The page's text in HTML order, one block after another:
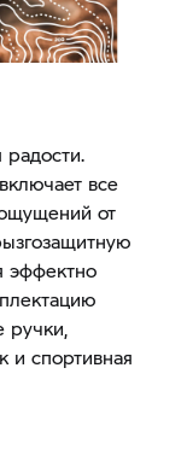
все
от
эффектно
ручки,
и спортивная